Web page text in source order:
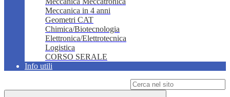
Meccanica in 4 anni
Geometri CAT
Chimica/Biotecnologia
Elettronica/Elettrotecnica
Logistica
CORSO SERALE
Info utili